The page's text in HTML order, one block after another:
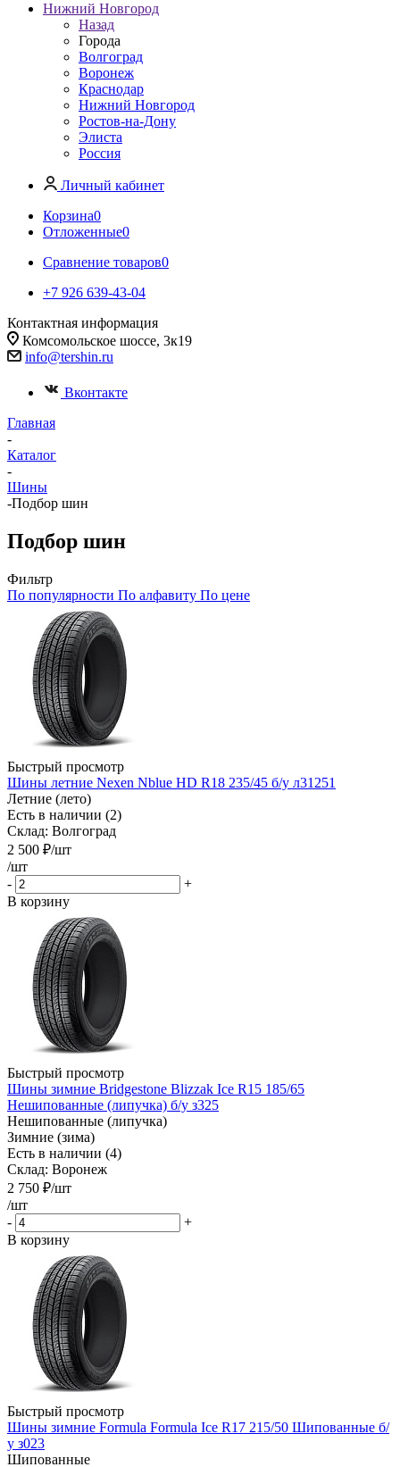
Нижний Новгород
Назад
Города
Волгоград
Воронеж
Краснодар
Нижний Новгород
Ростов-на-Дону
Элиста
Россия
Личный кабинет
Корзина0
Отложенные0
Сравнение товаров0
+7 926 639-43-04
Контактная информация
Комсомольское шоссе, 3к19
info@tershin.ru
Вконтакте
Главная
-
Каталог
-
Шины
-Подбор шин
Подбор шин
Фильтр
По популярности По алфавиту По цене
Быстрый просмотр
Шины летние Nexen Nblue HD R18 235/45 б/у л31251
Летние (лето)
Есть в наличии (2)
Склад: Волгоград
2 500 ₽/шт
/шт
-
+
В корзину
Быстрый просмотр
Шины зимние Bridgestone Blizzak Ice R15 185/65
Нешипованные (липучка) б/у з325
Нешипованные (липучка)
Зимние (зима)
Есть в наличии (4)
Склад: Воронеж
2 750 ₽/шт
/шт
-
+
В корзину
Быстрый просмотр
Шины зимние Formula Formula Ice R17 215/50 Шипованные б/
у з023
Шипованные